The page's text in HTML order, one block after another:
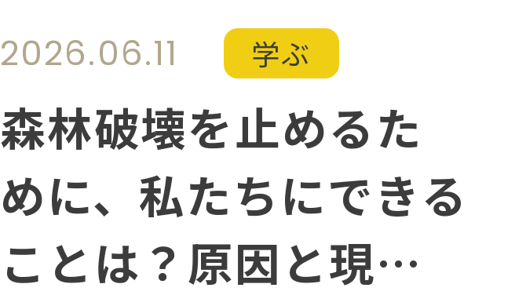
2026.06.11 学ぶ
森林破壊を止めるた
めに、私たちにできる
ことは？原因と現